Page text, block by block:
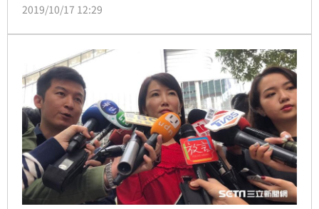
布，郭辦已經陸續針對涉及人身攻擊等言論進行蒐證，
2019/10/17 12:29